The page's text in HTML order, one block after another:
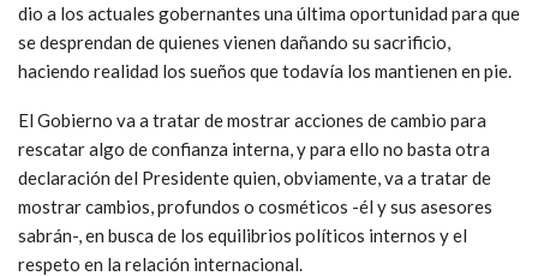
dio a los actuales gobernantes una última oportunidad para que
se desprendan de quienes vienen dañando su sacrificio,
haciendo realidad los sueños que todavía los mantienen en pie.
El Gobierno va a tratar de mostrar acciones de cambio para
rescatar algo de confianza interna, y para ello no basta otra
declaración del Presidente quien, obviamente, va a tratar de
mostrar cambios, profundos o cosméticos -él y sus asesores
sabrán-, en busca de los equilibrios políticos internos y el
respeto en la relación internacional.